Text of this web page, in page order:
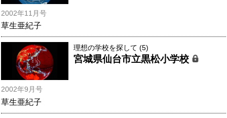
2002年11月号
草生亜紀子
理想の学校を探して (5)
宮城県仙台市立黒松小学校
2002年9月号
草生亜紀子